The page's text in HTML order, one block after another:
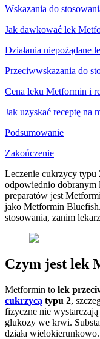
Wskazania do
Jak dawkować lek
Działania niepożądane
Przeciwwskazania do
Cena leku Metformin i
Jak uzyskać receptę na
Podsumowanie
Zakończenie
Leczenie cukrzycy typu
odpowiednio dobranym
preparatów jest
jako Metformin
stosowania, zanim
Czym jest lek
Metformin to lek
cukrzycą typu 2,
fizyczne nie
glukozy we krwi.
działa wielokierunkowo.